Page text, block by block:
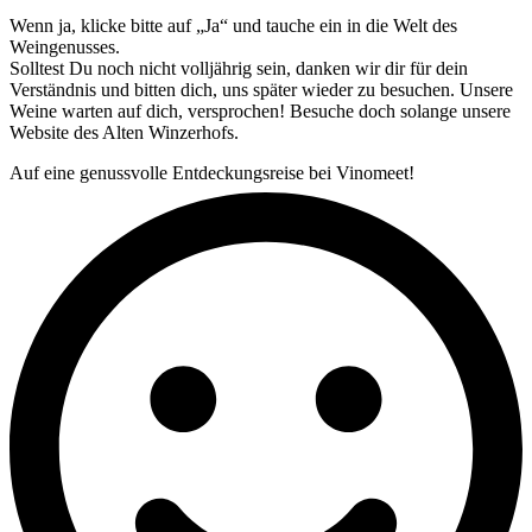
Wenn ja, klicke bitte auf „Ja“ und tauche ein in die Welt des
Weingenusses.
Solltest Du noch nicht volljährig sein, danken wir dir für dein
Verständnis und bitten dich, uns später wieder zu besuchen. Unsere
Weine warten auf dich, versprochen! Besuche doch solange unsere
Website des Alten Winzerhofs.
Auf eine genussvolle Entdeckungsreise bei Vinomeet!